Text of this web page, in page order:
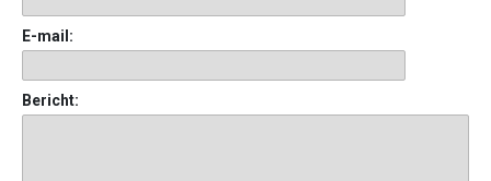
E-mail:
Bericht: